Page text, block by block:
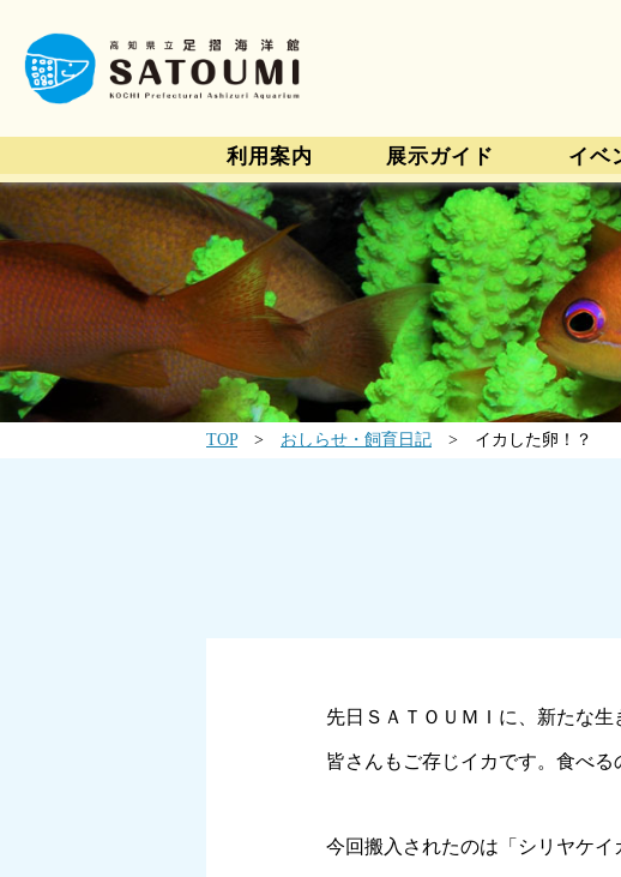
利用案内 展示ガイド イベ
TOP> おしらせ・飼育日記 > イカした卵！？
先日ＳＡＴＯＵＭＩに、新たな生
皆さんもご存じイカです。食べる
今回搬入されたのは「シリヤケイ